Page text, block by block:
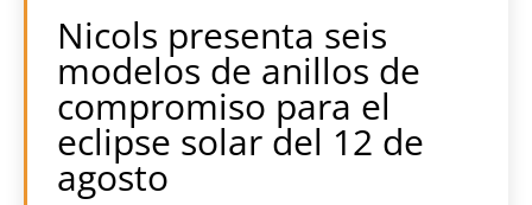
Nicols presenta seis
modelos de anillos de
compromiso para el
eclipse solar del 12 de
agosto